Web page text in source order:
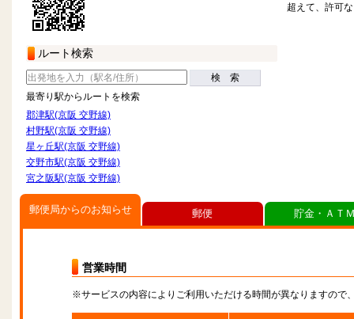
ルート検索
検 索
最寄り駅からルートを検索
郡津駅(京阪 交野線)
村野駅(京阪 交野線)
星ヶ丘駅(京阪 交野線)
交野市駅(京阪 交野線)
宮之阪駅(京阪 交野線)
超えて、許可
郵便局からのお知らせ
営業時間
※サービスの内容によりご利用いただける時間が異なりますので
郵便 貯金・ＡＴ